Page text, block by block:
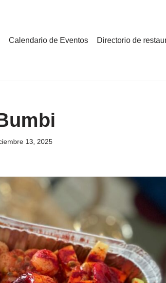
Calendario de Eventos Directorio de
13, 2025